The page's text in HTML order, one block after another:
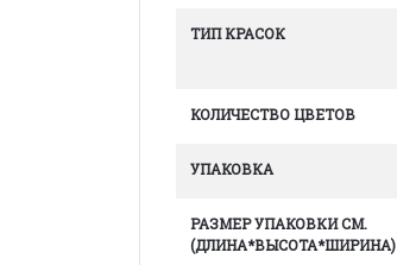
ТИП КРАСОК
КОЛИЧЕСТВО ЦВЕТОВ
УПАКОВКА
РАЗМЕР УПАКОВКИ СМ.
(ДЛИНА*ВЫСОТА*ШИРИНА)